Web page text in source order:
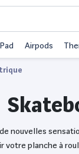
Airpods
nouvelles
votre planche à